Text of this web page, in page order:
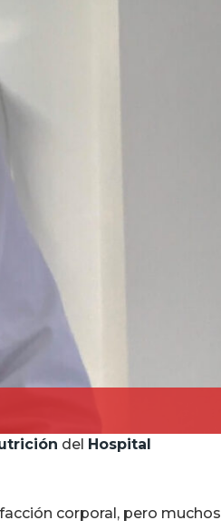
del Hospital
corporal, pero muchos